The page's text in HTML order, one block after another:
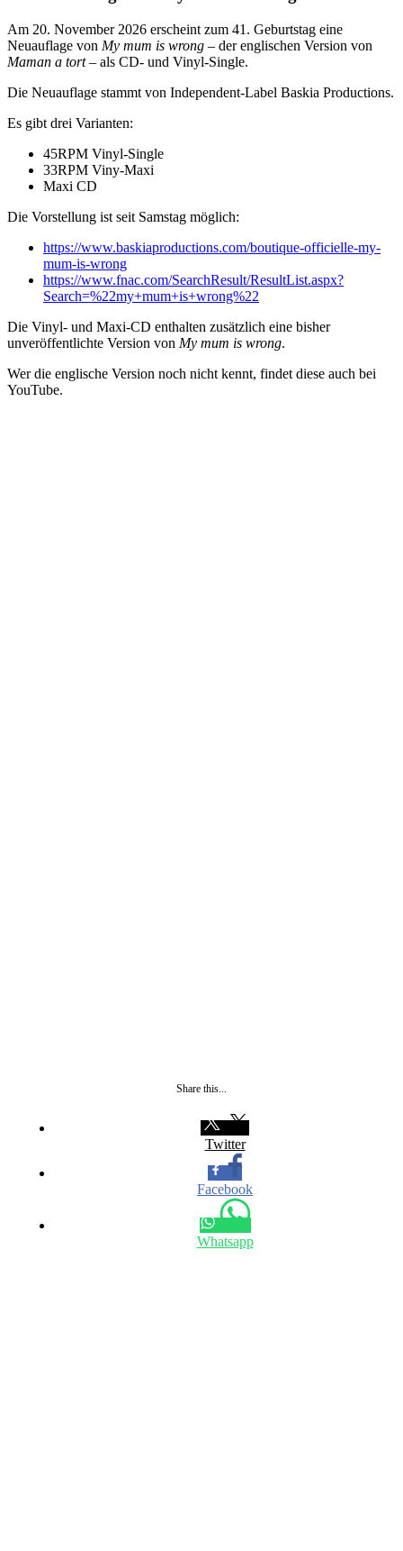
Am 20. November 2026 erscheint zum 41. Geburtstag eine
Neuauflage von My mum is wrong – der englischen Version von
Maman a tort– als CD- und Vinyl-Single.
Die Neuauflage stammt von Independent-Label Baskia Productions.
Es gibt drei Varianten:
45RPM Vinyl-Single
33RPM Viny-Maxi
Maxi CD
Die Vorstellung ist seit Samstag möglich:
https://www.baskiaproductions.com/boutique-officielle-my-
mum-is-wrong
https://www.fnac.com/SearchResult/ResultList.aspx?
Search=%22my+mum+is+wrong%22
Die Vinyl- und Maxi-CD enthalten zusätzlich eine bisher
unveröffentlichte Version von My mum is wrong.
Wer die englische Version noch nicht kennt, findet diese auch bei
YouTube.
Share this...
Twitter
Facebook
Whatsapp